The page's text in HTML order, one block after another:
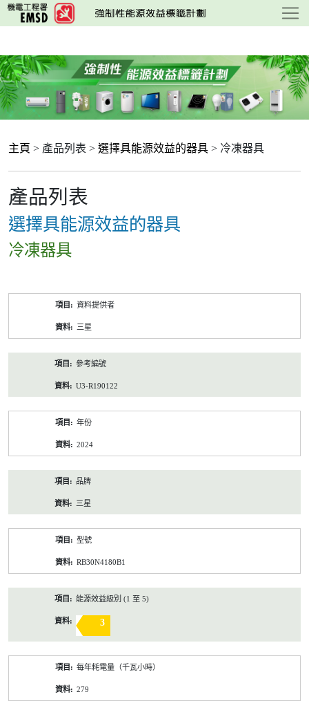
跳
至
要
內
容
主頁 > 產品列表 > 選擇具能源效益的器具 > 冷凍器具
產品列表
選擇具能源效益的器具
冷凍器具
資料提供者
三星
參考編號
U3-R190122
年份
2024
品牌
三星
型號
RB30N4180B1
能源效益級別 (1 至 5)
3
每年耗電量（千瓦小時）
279